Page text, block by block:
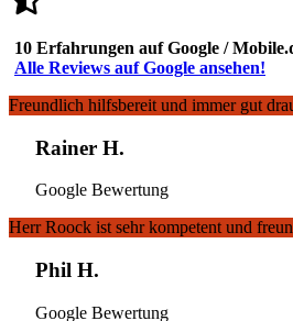
10 Erfahrungen auf Google /
Alle Reviews auf Google ansehen!
Freundlich hilfsbereit und immer gut
Rainer H.
Google Bewertung
Herr Roock ist sehr kompetent und
Phil H.
Google Bewertung